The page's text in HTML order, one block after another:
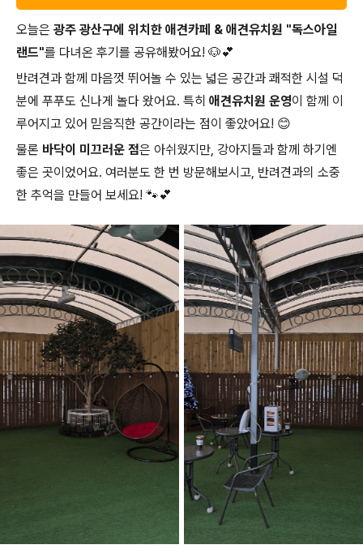
오늘은 광주 광산구에 위치한 애견카페 & 애견유치원 "독스아일
랜드"를 다녀온 후기를 공유해봤어요! 🐶💕
반려견과 함께 마음껏 뛰어놀 수 있는 넓은 공간과 쾌적한 시설 덕
분에 푸푸도 신나게 놀다 왔어요. 특히 애견유치원 운영이 함께 이
루어지고 있어 믿음직한 공간이라는 점이 좋았어요! 😊
물론 바닥이 미끄러운 점은 아쉬웠지만, 강아지들과 함께 하기엔
좋은 곳이었어요. 여러분도 한 번 방문해보시고, 반려견과의 소중
한 추억을 만들어 보세요! 🐾💕